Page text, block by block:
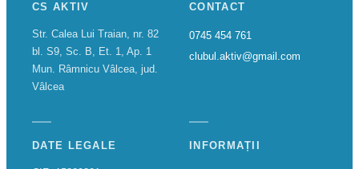
CS AKTIV
Str. Calea Lui Traian, nr. 82
bl. S9, Sc. B, Et. 1, Ap. 1
Mun. Râmnicu Vâlcea, jud.
Vâlcea
CONTACT
0745 454 761
clubul.aktiv@gmail.com
DATE LEGALE INFORMAȚII